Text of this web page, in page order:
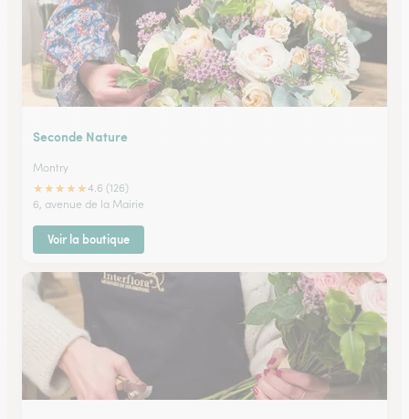
Seconde Nature
Montry
★★★★★4.6 (126)
6, avenue de la Mairie
Voir la boutique